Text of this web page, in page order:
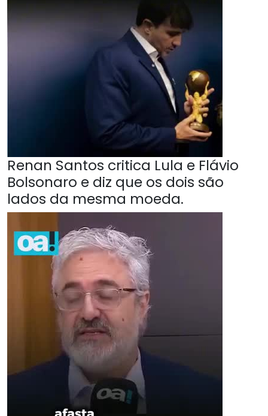
Renan Santos critica Lula e Flávio
Bolsonaro e diz que os dois são
lados da mesma moeda.